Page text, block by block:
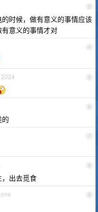
3
时候，做有意义的事情应该
意义的事情才对
4
5
6
7
8
出去觅食
9